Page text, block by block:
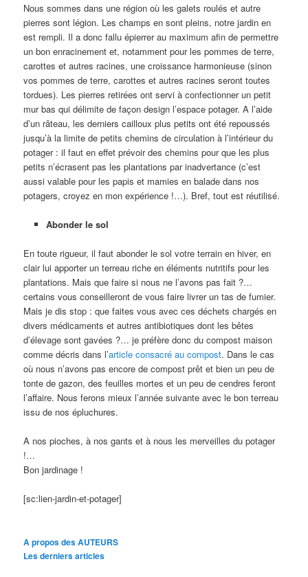
Nous sommes dans une région où les galets roulés et autre
pierres sont légion. Les champs en sont pleins, notre jardin en
est rempli. Il a donc fallu épierrer au maximum afin de permettre
un bon enracinement et, notamment pour les pommes de terre,
carottes et autres racines, une croissance harmonieuse (sinon
vos pommes de terre, carottes et autres racines seront toutes
tordues). Les pierres retirées ont servi à confectionner un petit
mur bas qui délimite de façon design l’espace potager. A l’aide
d’un râteau, les derniers cailloux plus petits ont été repoussés
jusqu’à la limite de petits chemins de circulation à l’intérieur du
potager : il faut en effet prévoir des chemins pour que les plus
petits n’écrasent pas les plantations par inadvertance (c’est
aussi valable pour les papis et mamies en balade dans nos
potagers, croyez en mon expérience !…). Bref, tout est réutilisé.
Abonder le sol
En toute rigueur, il faut abonder le sol votre terrain en hiver, en
clair lui apporter un terreau riche en éléments nutritifs pour les
plantations. Mais que faire si nous ne l’avons pas fait ?…
certains vous conseilleront de vous faire livrer un tas de fumier.
Mais je dis stop : que faites vous avec ces déchets chargés en
divers médicaments et autres antibiotiques dont les bêtes
d’élevage sont gavées ?… je préfère donc du compost maison
comme décris dans l’article consacré au compost. Dans le cas
où nous n’avons pas encore de compost prêt et bien un peu de
tonte de gazon, des feuilles mortes et un peu de cendres feront
l’affaire. Nous ferons mieux l’année suivante avec le bon terreau
issu de nos épluchures.
A nos pioches, à nos gants et à nous les merveilles du potager
!…
Bon jardinage !
[sc:lien-jardin-et-potager]
A propos des AUTEURS
Les derniers articles